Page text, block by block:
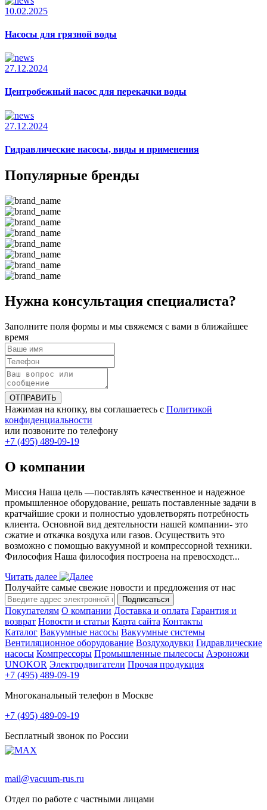
10.02.2025
Насосы для грязной воды
27.12.2024
Центробежный насос для перекачки воды
27.12.2024
Гидравлические насосы, виды и применения
Популярные бренды
Нужна консультация специалиста?
Заполните поля формы и мы свяжемся с вами в ближайшее
время
ОТПРАВИТЬ
Нажимая на кнопку, вы соглашаетесь с Политикой
конфиденциальности
или позвоните по телефону
+7 (495) 489-09-19
О компании
Миссия Наша цель ―поставлять качественное и надежное
промышленное оборудование, решать поставленные задачи в
кратчайшие сроки и полностью удовлетворять потребность
клиента. Основной вид деятельности нашей компании- это
сжатие и откачка воздуха или газов. Осуществить это
возможно с помощью вакуумной и компрессорной техники.
Философия Наша философия построена на превосходст...
Читать далее
Получайте самые свежие новости и предложения от нас
Подписаться
Покупателям О компании Доставка и оплата Гарантия и
возврат Новости и статьи Карта сайта Контакты
Каталог Вакуумные насосы Вакуумные системы
Вентиляционное оборудование Воздуходувки Гидравлические
насосы Компрессоры Промышленные пылесосы Аэроножи
UNOKOR Электродвигатели Прочая продукция
+7 (495) 489-09-19
Многоканальный телефон в Москве
+7 (495) 489-09-19
Бесплатный звонок по России
mail@vacuum-rus.ru
Отдел по работе с частными лицами